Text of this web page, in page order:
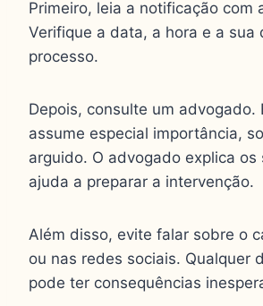
Primeiro, leia a notificação com
Verifique a data, a hora e a sua
processo.
Depois, consulte um advogado.
assume especial importância,
arguido. O advogado explica os
ajuda a preparar a intervenção.
Além disso, evite falar sobre o
ou nas redes sociais. Qualquer
pode ter consequências